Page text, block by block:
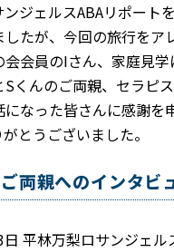
ジェルスABAリポート
たが、今回の旅行をア
会会員のIさん、家庭見
Sくんのご両親、セラピ
なった皆さんに感謝を
とうございました。
両親へのインタビ
平林万梨ロサンジェル